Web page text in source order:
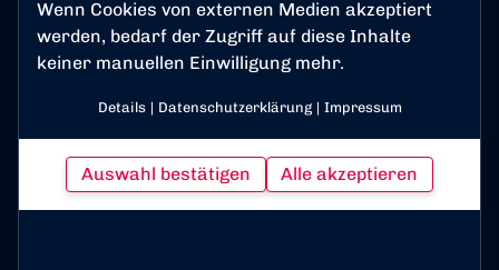
Wenn Cookies von externen Medien akzeptiert
werden, bedarf der Zugriff auf diese Inhalte
keiner manuellen Einwilligung mehr.
Details | Datenschutzerklärung | Impressum
Auswahl bestätigen Alle akzeptieren
Maximilian Pommer:
„Ich freue mich, weiterhin eine Führungsrolle beim
Bonner SC zu übernehmen und den eingeschlagenen
Weg fortzusetzen. Wir hatten eine erfolgreiche Saison
wachsen.“